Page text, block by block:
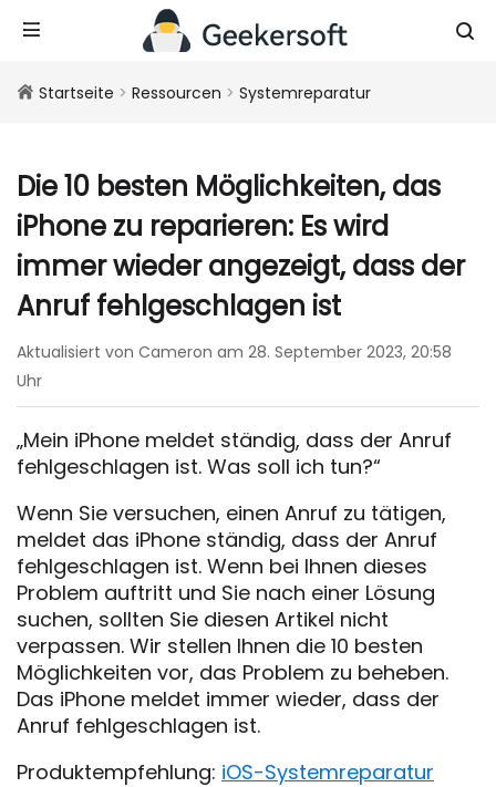
Startseite > Ressourcen > Systemreparatur
Die 10 besten Möglichkeiten, das
iPhone zu reparieren: Es wird
immer wieder angezeigt, dass der
Anruf fehlgeschlagen ist
Aktualisiert von Cameron am 28. September 2023, 20:58
Uhr
„Mein iPhone meldet ständig, dass der Anruf
fehlgeschlagen ist. Was soll ich tun?“
Wenn Sie versuchen, einen Anruf zu tätigen,
meldet das iPhone ständig, dass der Anruf
fehlgeschlagen ist. Wenn bei Ihnen dieses
Problem auftritt und Sie nach einer Lösung
suchen, sollten Sie diesen Artikel nicht
verpassen. Wir stellen Ihnen die 10 besten
Möglichkeiten vor, das Problem zu beheben.
Das iPhone meldet immer wieder, dass der
Anruf fehlgeschlagen ist.
Produktempfehlung: iOS-Systemreparatur